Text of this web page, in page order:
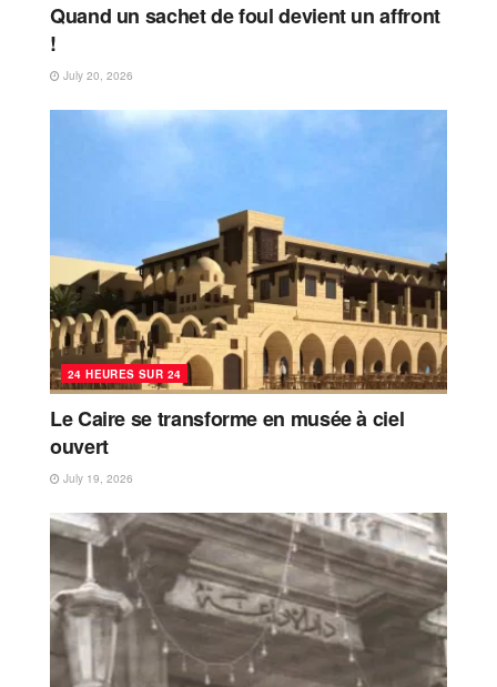
Quand un sachet de foul devient un affront
!
July 20, 2026
24 HEURES SUR 24
Le Caire se transforme en musée à ciel
ouvert
July 19, 2026